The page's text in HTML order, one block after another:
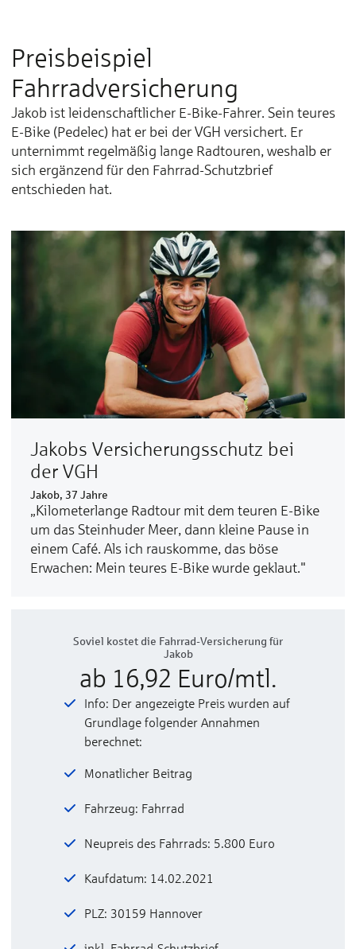
Preisbeispiel
Fahrradversicherung
Jakob ist leidenschaftlicher E-Bike-Fahrer. Sein teures
E-Bike (Pedelec) hat er bei der VGH versichert. Er
unternimmt regelmäßig lange Radtouren, weshalb er
sich ergänzend für den Fahrrad-Schutzbrief
entschieden hat.
Jakobs Ver­sicherungs­schutz bei
der VGH
Jakob, 37 Jahre
„Kilometerlange Radtour mit dem teuren E-Bike
um das Steinhuder Meer, dann kleine Pause in
einem Café. Als ich rauskomme, das böse
Erwachen: Mein teures E-Bike wurde geklaut."
Soviel kostet die Fahrrad-Versicherung für
Jakob
ab 16,92 Euro/mtl.
Info: Der angezeigte Preis wurden auf
Grundlage folgender Annahmen
berechnet:
Monatlicher Beitrag
Fahrzeug: Fahrrad
Neupreis des Fahrrads: 5.800 Euro
Kaufdatum: 14.02.2021
PLZ: 30159 Hannover